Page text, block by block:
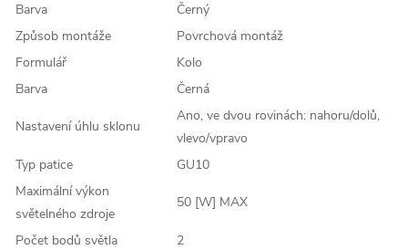
Barva
Černý
Způsob montáže
Povrchová montáž
Formulář
Kolo
Barva
Černá
Nastavení úhlu sklonu
Ano, ve dvou rovinách: nahoru/dolů,
vlevo/vpravo
Typ patice
GU10
Maximální výkon
světelného zdroje
50 [W] MAX
Počet bodů světla
2